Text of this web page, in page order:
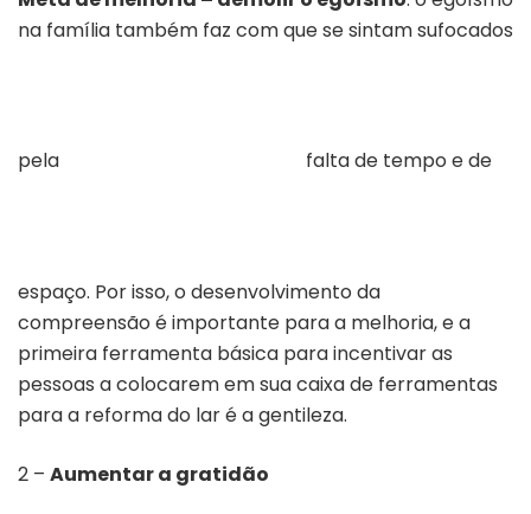
na família também faz com que se sintam sufocados
pela falta de tempo e de
espaço. Por isso, o desenvolvimento da
compreensão é importante para a melhoria, e a
primeira ferramenta básica para incentivar as
pessoas a colocarem em sua caixa de ferramentas
para a reforma do lar é a gentileza.
2 – Aumentar a gratidão